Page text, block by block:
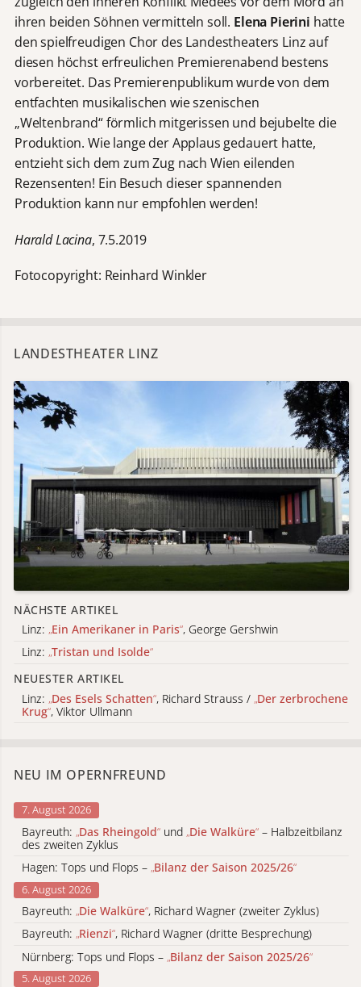
ihren beiden Söhnen vermitteln soll. Elena Pierini hatte
den spielfreudigen Chor des Landestheaters Linz auf
diesen höchst erfreulichen Premierenabend bestens
vorbereitet. Das Premierenpublikum wurde von dem
entfachten musikalischen wie szenischen
„Weltenbrand“ förmlich mitgerissen und bejubelte die
Produktion. Wie lange der Applaus gedauert hatte,
entzieht sich dem zum Zug nach Wien eilenden
Rezensenten! Ein Besuch dieser spannenden
Produktion kann nur empfohlen werden!
Harald Lacina, 7.5.2019
Fotocopyright: Reinhard Winkler
LANDESTHEATER LINZ
NÄCHSTE ARTIKEL
Linz: „Ein Amerikaner in Paris“, George Gershwin
Linz: „Tristan und Isolde“
NEUESTER ARTIKEL
Linz: „Des Esels Schatten“, Richard Strauss / „Der zerbrochene
Krug“, Viktor Ullmann
NEU IM OPERNFREUND
7. August 2026
Bayreuth: „Das Rheingold“ und „Die Walküre“ – Halbzeitbilanz
des zweiten Zyklus
Hagen: Tops und Flops – „Bilanz der Saison 2025/26“
6. August 2026
Bayreuth: „Die Walküre“, Richard Wagner (zweiter Zyklus)
Bayreuth: „Rienzi“, Richard Wagner (dritte Besprechung)
Nürnberg: Tops und Flops – „Bilanz der Saison 2025/26“
5. August 2026